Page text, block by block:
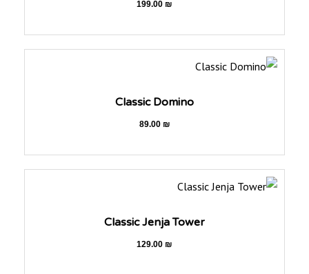
199.00₪
Classic Domino
89.00₪
Classic Jenja Tower
129.00₪